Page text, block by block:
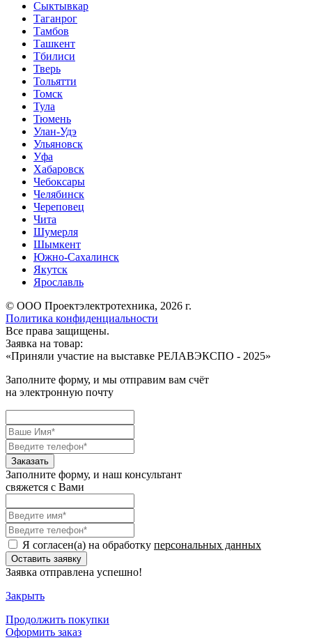
Сыктывкар
Таганрог
Тамбов
Ташкент
Тбилиси
Тверь
Тольятти
Томск
Тула
Тюмень
Улан-Удэ
Ульяновск
Уфа
Хабаровск
Чебоксары
Челябинск
Череповец
Чита
Шумерля
Шымкент
Южно-Сахалинск
Якутск
Ярославль
© ООО Проектэлектротехника, 2026 г.
Политика конфиденциальности
Все права защищены.
Заявка на товар:
«Приняли участие на выставке РЕЛАВЭКСПО - 2025»
Заполните форму, и мы отправим вам счёт
на электронную почту
Заполните форму, и наш консультант
свяжется с Вами
Я согласен(а) на обработку персональных данных
Заявка отправлена успешно!
Закрыть
Продолжить покупки
Оформить заказ